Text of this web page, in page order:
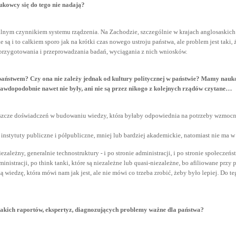
się do tego nie nadają?
czynnikiem systemu rządzenia. Na Zachodzie, szczególnie w krajach
i to całkiem sporo jak na krótki czas nowego ustroju państwa, ale problem jest
i przeprowadzania badań, wyciągania z nich wniosków.
Czy ona nie zależy jednak od kultury politycznej w państwie? Mamy
nawet nie były, ani nie są przez nikogo z kolejnych rządów czytane…
doświadczeń w budowaniu wiedzy, która byłaby odpowiednia na potrzeby
publiczne i półpubliczne, mniej lub bardziej akademickie, natomiast nie ma
generalnie technostruktury - i po stronie administracji, i po stronie
po think tanki, które są niezależne lub quasi-niezależne, bo afiliowane
wiedzę, która mówi nam jak jest, ale nie mówi co trzeba zrobić, żeby było lepiej. Do
raportów, ekspertyz, diagnozujących problemy ważne dla państwa?